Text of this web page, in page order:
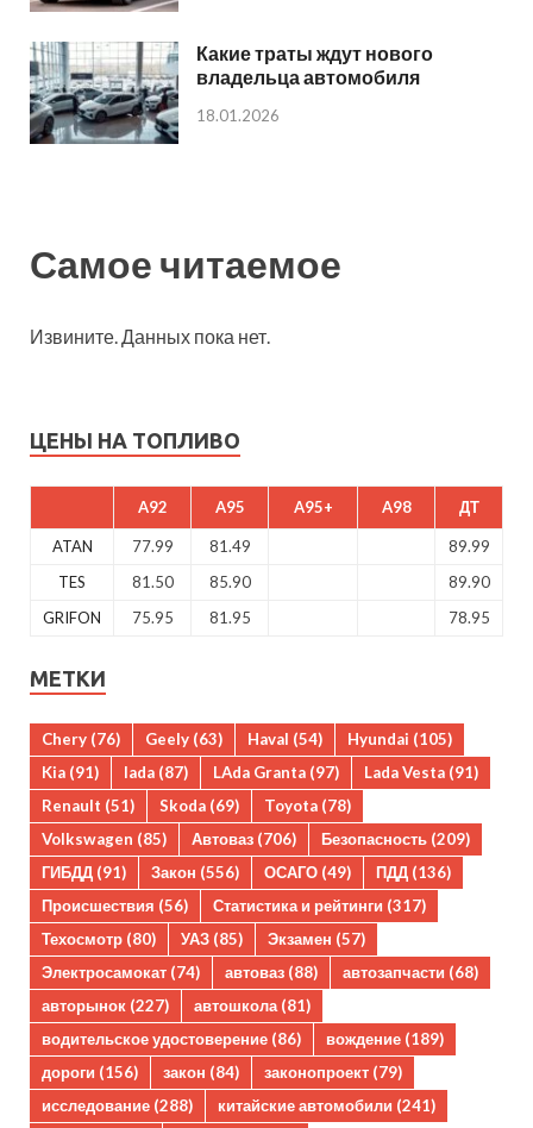
Какие траты ждут нового
владельца автомобиля
18.01.2026
Самое читаемое
Извините. Данных пока нет.
ЦЕНЫ НА ТОПЛИВО
A92 A95 A95+ A98 ДТ
ATAN 77.99 81.49
89.99
TES
81.50 85.90
89.90
GRIFON
75.95 81.95 78.95
МЕТКИ
Chery (76) Geely (63) Haval (54) Hyundai (105)
Kia (91) lada (87) LAda Granta (97) Lada Vesta (91)
Renault (51) Skoda (69) Toyota (78)
Volkswagen (85) Автоваз (706) Безопасность (209)
ГИБДД (91) Закон (556) ОСАГО (49) ПДД (136)
Происшествия (56) Статистика и рейтинги (317)
Техосмотр (80) УАЗ (85) Экзамен (57)
Электросамокат (74) автоваз (88) автозапчасти (68)
авторынок (227) автошкола(81)
водительское удостоверение (86) вождение (189)
дороги (156) закон (84) законопроект (79)
исследование (288) китайские автомобили (241)